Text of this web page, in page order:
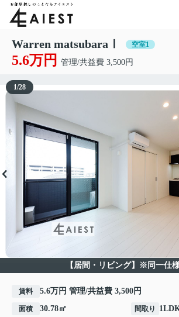
Warren matsubaraⅠ 空室1
5.6万円 管理/共益費 3,500円
【居間・リビング】※同一仕
1/28
賃料 5.6万円 管理/共益費 3,500円
面積 30.78㎡ 間取り